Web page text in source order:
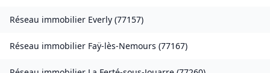
Réseau immobilier Everly (77157)
Réseau immobilier Faÿ-lès-Nemours (77167)